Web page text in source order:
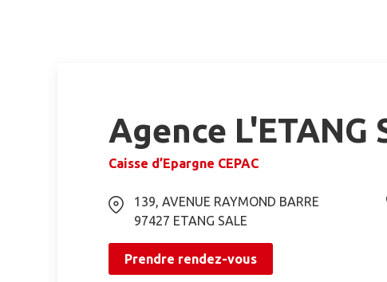
Agence L'ETANG
Caisse d’Epargne CEPAC
139, AVENUE RAYMOND BARRE
97427 ETANG SALE
Prendre rendez-vous